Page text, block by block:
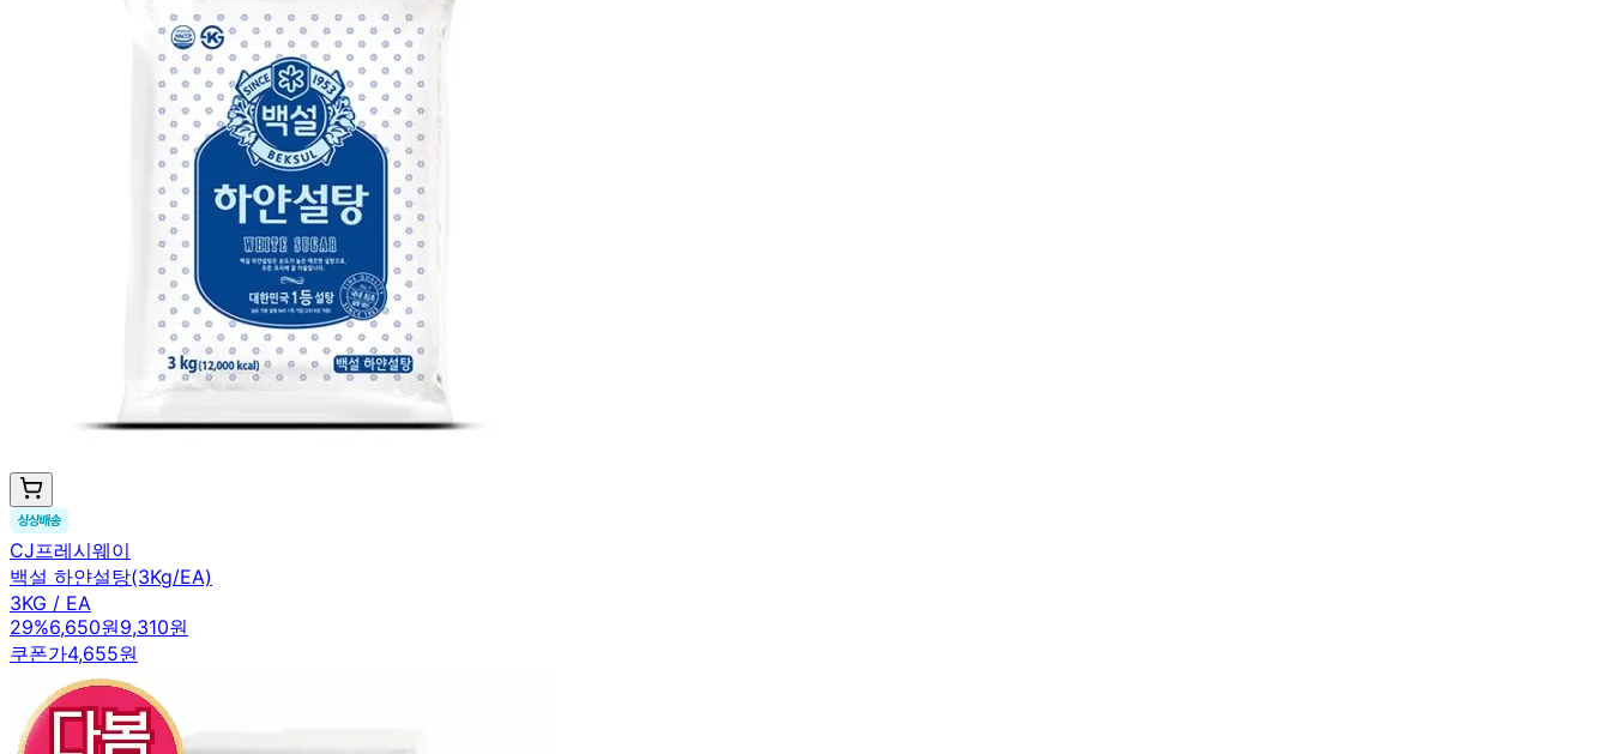
CJ프레시웨이
백설 하얀설탕(3Kg/EA)
3KG / EA
29%6,650원9,310원
쿠폰가4,655원